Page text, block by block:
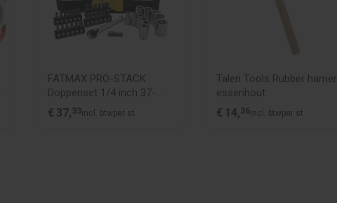
FATMAX PRO-STACK
Doppenset 1/4 inch 37-
delig
€ 37, 33 incl. btwper st
Talen Tools Rubber hamer
essenhout
€ 14, 36incl. btwper st